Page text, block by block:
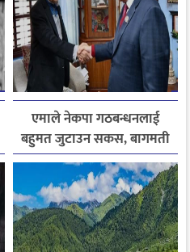
एमाले नेकपा गठबन्धनलाई
बहुमत जुटाउन सकस, बागमती
सरकार पुनर्गठन अन्योलमा